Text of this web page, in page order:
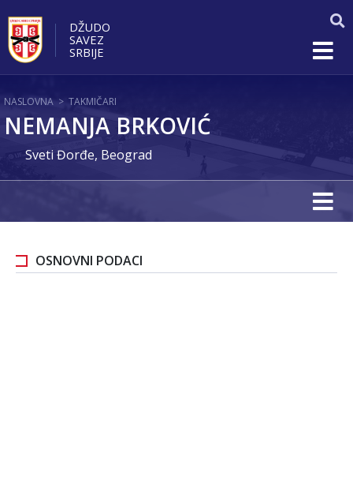
DŽUDO
SAVEZ
SRBIJE
NASLOVNA > TAKMIČARI
NEMANJA BRKOVIĆ
Sveti Đorđe, Beograd
OSNOVNI PODACI